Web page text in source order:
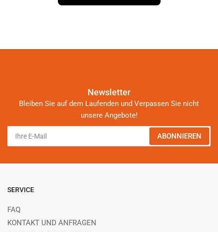
Newsletter
Bleiben Sie auf dem Laufenden und Verpassen Sie nicht
unsere Angebote!
Mail
ABONNIEREN
SERVICE
FAQ
KONTAKT UND ANFRAGEN